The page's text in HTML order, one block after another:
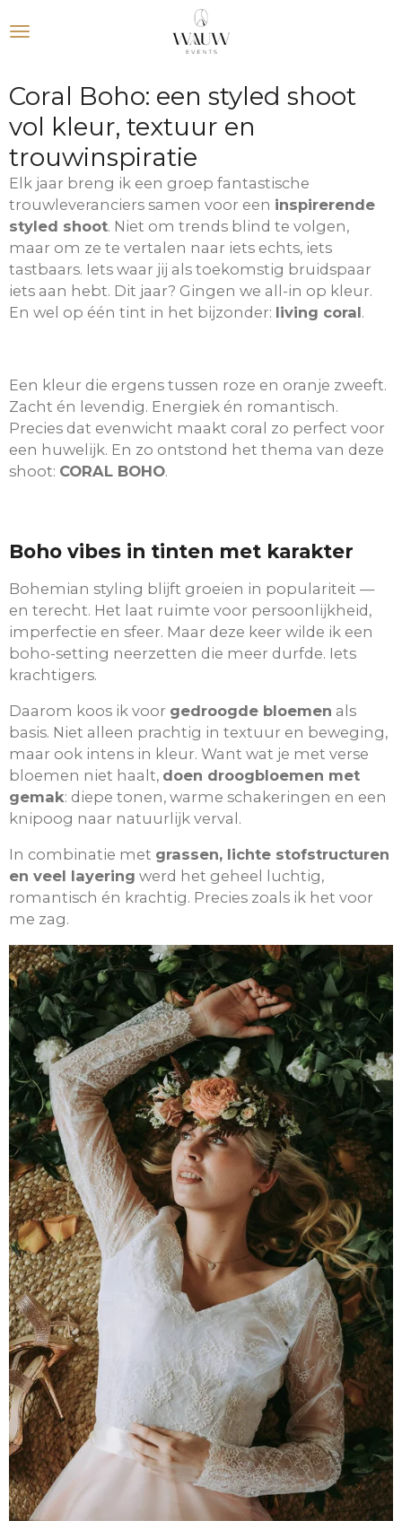
direct
de
hoofdinhoud
Coral Boho: een styled shoot
vol kleur, textuur en
trouwinspiratie
Elk jaar breng ik een groep fantastische
trouwleveranciers samen voor een inspirerende
styled shoot. Niet om trends blind te volgen,
maar om ze te vertalen naar iets echts, iets
tastbaars. Iets waar jij als toekomstig bruidspaar
iets aan hebt. Dit jaar? Gingen we all-in op kleur.
En wel op één tint in het bijzonder: living coral.
Een kleur die ergens tussen roze en oranje zweeft.
Zacht én levendig. Energiek én romantisch.
Precies dat evenwicht maakt coral zo perfect voor
een huwelijk. En zo ontstond het thema van deze
shoot: CORAL BOHO.
Boho vibes in tinten met karakter
Bohemian styling blijft groeien in populariteit —
en terecht. Het laat ruimte voor persoonlijkheid,
imperfectie en sfeer. Maar deze keer wilde ik een
boho-setting neerzetten die meer durfde. Iets
krachtigers.
Daarom koos ik voor gedroogde bloemen als
basis. Niet alleen prachtig in textuur en beweging,
maar ook intens in kleur. Want wat je met verse
bloemen niet haalt, doen droogbloemen met
gemak: diepe tonen, warme schakeringen en een
knipoog naar natuurlijk verval.
In combinatie met grassen, lichte stofstructuren
en veel layering werd het geheel luchtig,
romantisch én krachtig. Precies zoals ik het voor
me zag.